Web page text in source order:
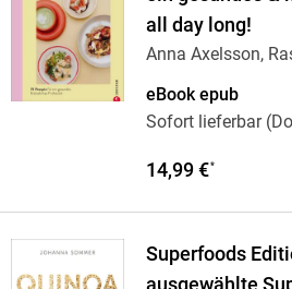
all day long!
Anna Axelsson,
eBook epub
Sofort lieferbar
14,99 €*
Superfoods